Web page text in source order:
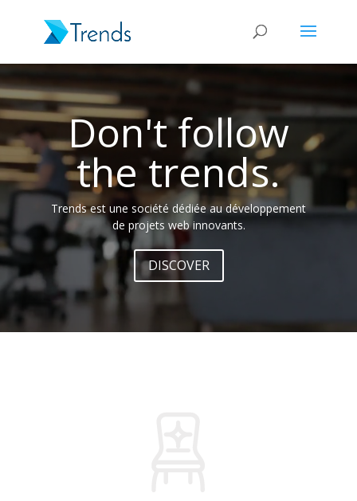
Don't follow
the trends.
Trends est une société dédiée au développement
de projets web innovants.
DISCOVER
vidéo